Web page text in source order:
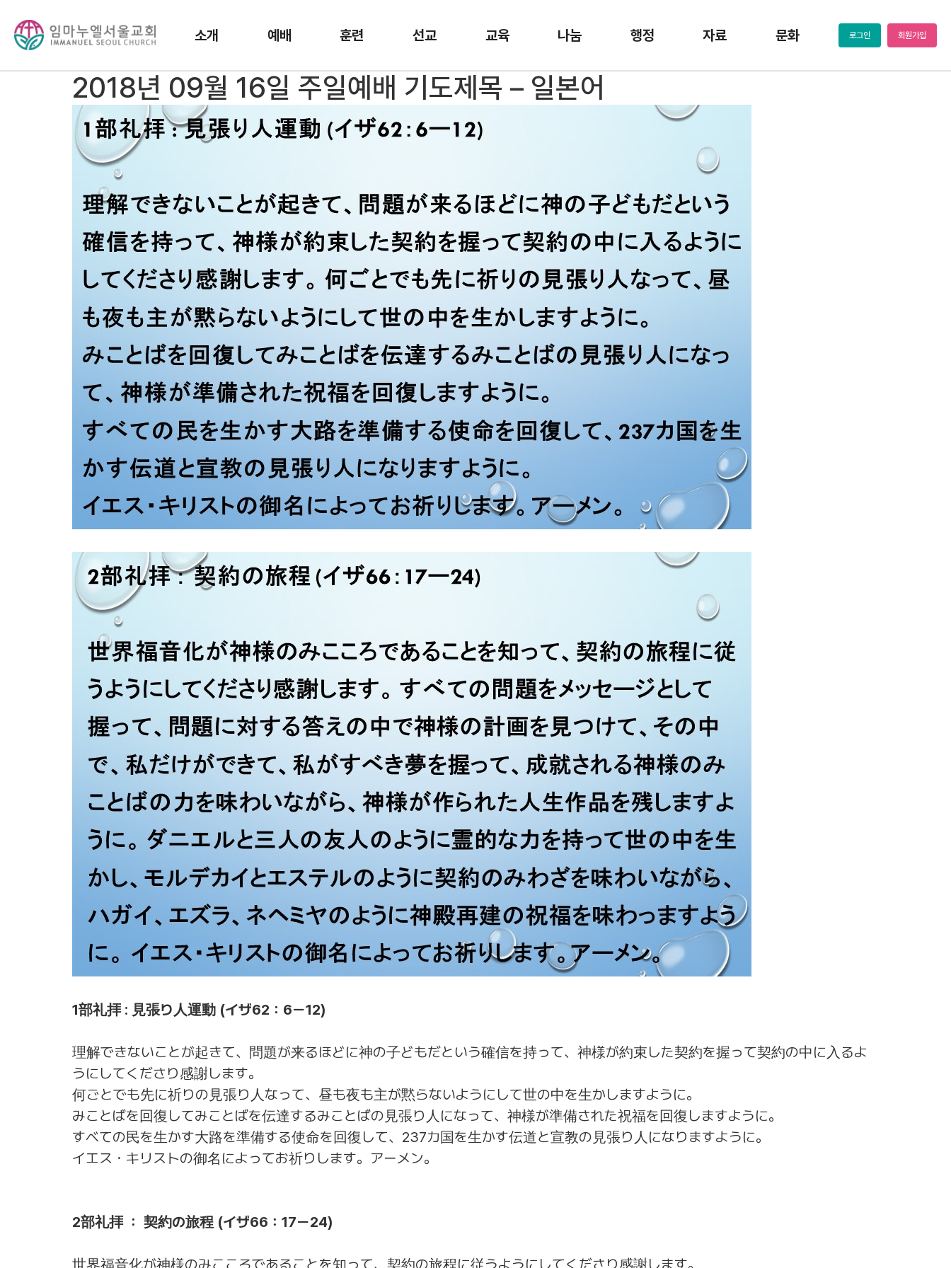
소개 예배 훈련 선교 교육 나눔 행정 자료 문화 로그인 회원가입
2018년 09월 16일 주일예배 기도제목 – 일본어
1部礼拝 : 見張り人運動 (イザ62：6ー12)
理解できないことが起きて、問題が来るほどに神の子どもだという確信を持って、神様が約束した契約を握って契約の中に入るよ
うにしてくださり感謝します。
何ごとでも先に祈りの見張り人なって、昼も夜も主が黙らないようにして世の中を生かしますように。
みことばを回復してみことばを伝達するみことばの見張り人になって、神様が準備された祝福を回復しますように。
すべての民を生かす大路を準備する使命を回復して、237カ国を生かす伝道と宣教の見張り人になりますように。
イエス・キリストの御名によってお祈りします。アーメン。
2部礼拝 ： 契約の旅程 (イザ66：17ー24)
世界福音化が神様のみこころであることを知って、契約の旅程に従うようにしてくださり感謝します。